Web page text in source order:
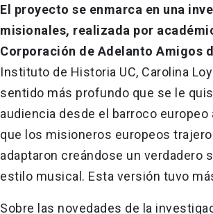
El proyecto se enmarca en una
misionales, realizada por
Corporación de Adelanto Amigos
Instituto de Historia UC, Carolina
sentido más profundo que se le
audiencia desde el barroco
que los misioneros europeos
adaptaron creándose un verdadero
estilo musical. Esta versión tuvo
Sobre las novedades de la